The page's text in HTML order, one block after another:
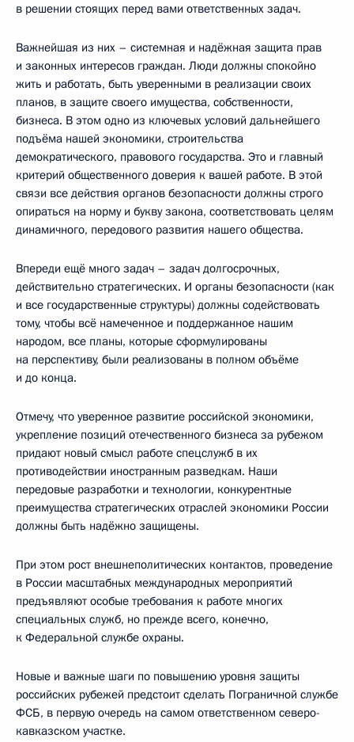
в решении стоящих перед вами ответственных задач.
Важнейшая из них – системная и надёжная защита прав
и законных интересов граждан. Люди должны спокойно
жить и работать, быть уверенными в реализации своих
планов, в защите своего имущества, собственности,
бизнеса. В этом одно из ключевых условий дальнейшего
подъёма нашей экономики, строительства
демократического, правового государства. Это и главный
критерий общественного доверия к вашей работе. В этой
связи все действия органов безопасности должны строго
опираться на норму и букву закона, соответствовать целям
динамичного, передового развития нашего общества.
Впереди ещё много задач – задач долгосрочных,
действительно стратегических. И органы безопасности (как
и все государственные структуры) должны содействовать
тому, чтобы всё намеченное и поддержанное нашим
народом, все планы, которые сформулированы
на перспективу, были реализованы в полном объёме
и до конца.
Отмечу, что уверенное развитие российской экономики,
укрепление позиций отечественного бизнеса за рубежом
придают новый смысл работе спецслужб в их
противодействии иностранным разведкам. Наши
передовые разработки и технологии, конкурентные
преимущества стратегических отраслей экономики России
должны быть надёжно защищены.
При этом рост внешнеполитических контактов, проведение
в России масштабных международных мероприятий
предъявляют особые требования к работе многих
специальных служб, но прежде всего, конечно,
к Федеральной службе охраны.
Новые и важные шаги по повышению уровня защиты
российских рубежей предстоит сделать Пограничной службе
ФСБ, в первую очередь на самом ответственном северо-
кавказском участке.